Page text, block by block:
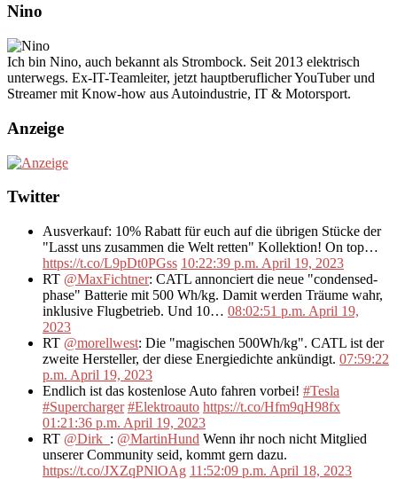
Nino
Ich bin Nino, auch bekannt als Strombock. Seit 2013 elektrisch
unterwegs. Ex-IT-Teamleiter, jetzt hauptberuflicher YouTuber und
Streamer mit Know-how aus Autoindustrie, IT & Motorsport.
Anzeige
Twitter
Ausverkauf: 10% Rabatt für euch auf die übrigen Stücke der
"Lasst uns zusammen die Welt retten" Kollektion! On top…
https://t.co/L9pDt0PGss 10:22:39 p.m. April 19, 2023
RT @MaxFichtner: CATL annonciert die neue "condensed-
phase" Batterie mit 500 Wh/kg. Damit werden Träume wahr,
inklusive Flugbetrieb. Und 10… 08:02:51 p.m. April 19,
2023
RT @morellwest: Die "magischen 500Wh/kg". CATL ist der
zweite Hersteller, der diese Energiedichte ankündigt. 07:59:22
p.m. April 19, 2023
Endlich ist das kostenlose Auto fahren vorbei! #Tesla
#Supercharger #Elektroauto https://t.co/Hfm9qH98fx
01:21:36 p.m. April 19, 2023
RT @Dirk_ : @MartinHund Wenn ihr noch nicht Mitglied
unserer Community seid, kommt gern dazu.
https://t.co/JXZqPNlOAg 11:52:09 p.m. April 18, 2023